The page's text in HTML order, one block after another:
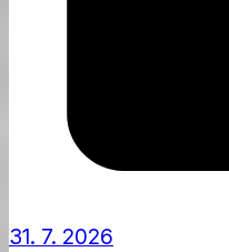
31. 7. 2026